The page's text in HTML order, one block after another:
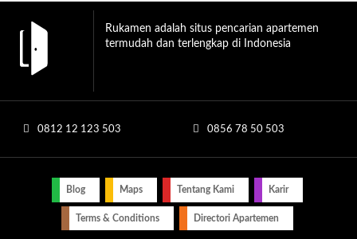
Rukamen adalah situs pencarian apartemen
termudah dan terlengkap di Indonesia
0812 12 123 503 0856 78 50 503
Blog Maps Tentang Kami Karir
Terms & Conditions Directori Apartemen